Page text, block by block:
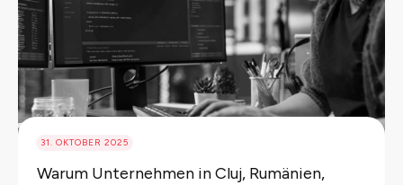
31. OKTOBER 2025
Warum Unternehmen in Cluj, Rumänien,